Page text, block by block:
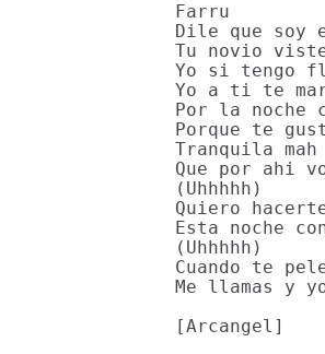
Farru
Dile que soy
Tu novio
Yo si tengo
Yo a ti te
Por la noche
Porque te
Tranquila mah
Que por ahi
(Uhhhhh)
Quiero
Esta noche
(Uhhhhh)
Cuando te
Me llamas y
[Arcangel]